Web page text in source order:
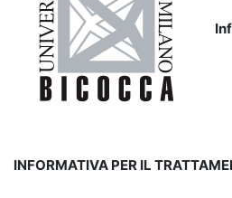
INFORMATIVA PER IL